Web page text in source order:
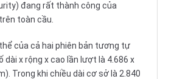
đang rất thành công của
toàn cầu.
của cả hai phiên bản tương tự
dài x rộng x cao lần lượt là 4.686 x
Trong khi chiều dài cơ sở là 2.840